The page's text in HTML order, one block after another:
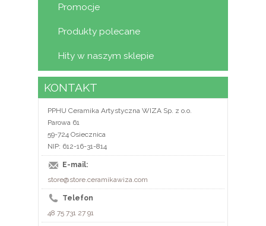
Promocje
Produkty polecane
Hity w naszym sklepie
KONTAKT
PPHU Ceramika Artystyczna WIZA Sp. z o.o.
Parowa 61
59-724 Osiecznica
NIP: 612-16-31-814
E-mail:
store@store.ceramikawiza.com
Telefon
48 75 731 27 91